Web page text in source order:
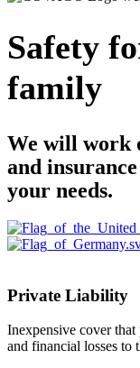
Safety
family
We will work
and
your needs.
Private Liability
Inexpensive cover
and financial losses to